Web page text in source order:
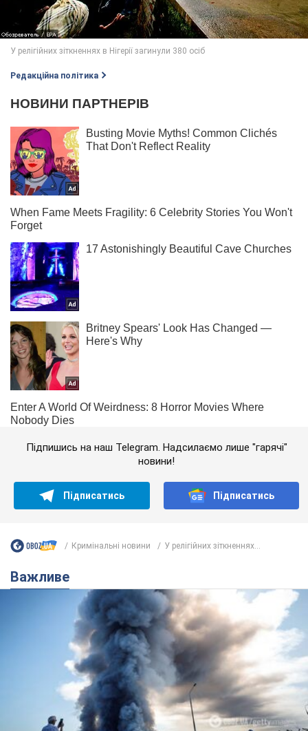
Редакційна політика
Підпишись на наш Telegram. Надсилаємо лише "гарячі"
новини!
Підписатись Підписатись
Кримінальні новини У релігійних зіткненнях...
Важливе